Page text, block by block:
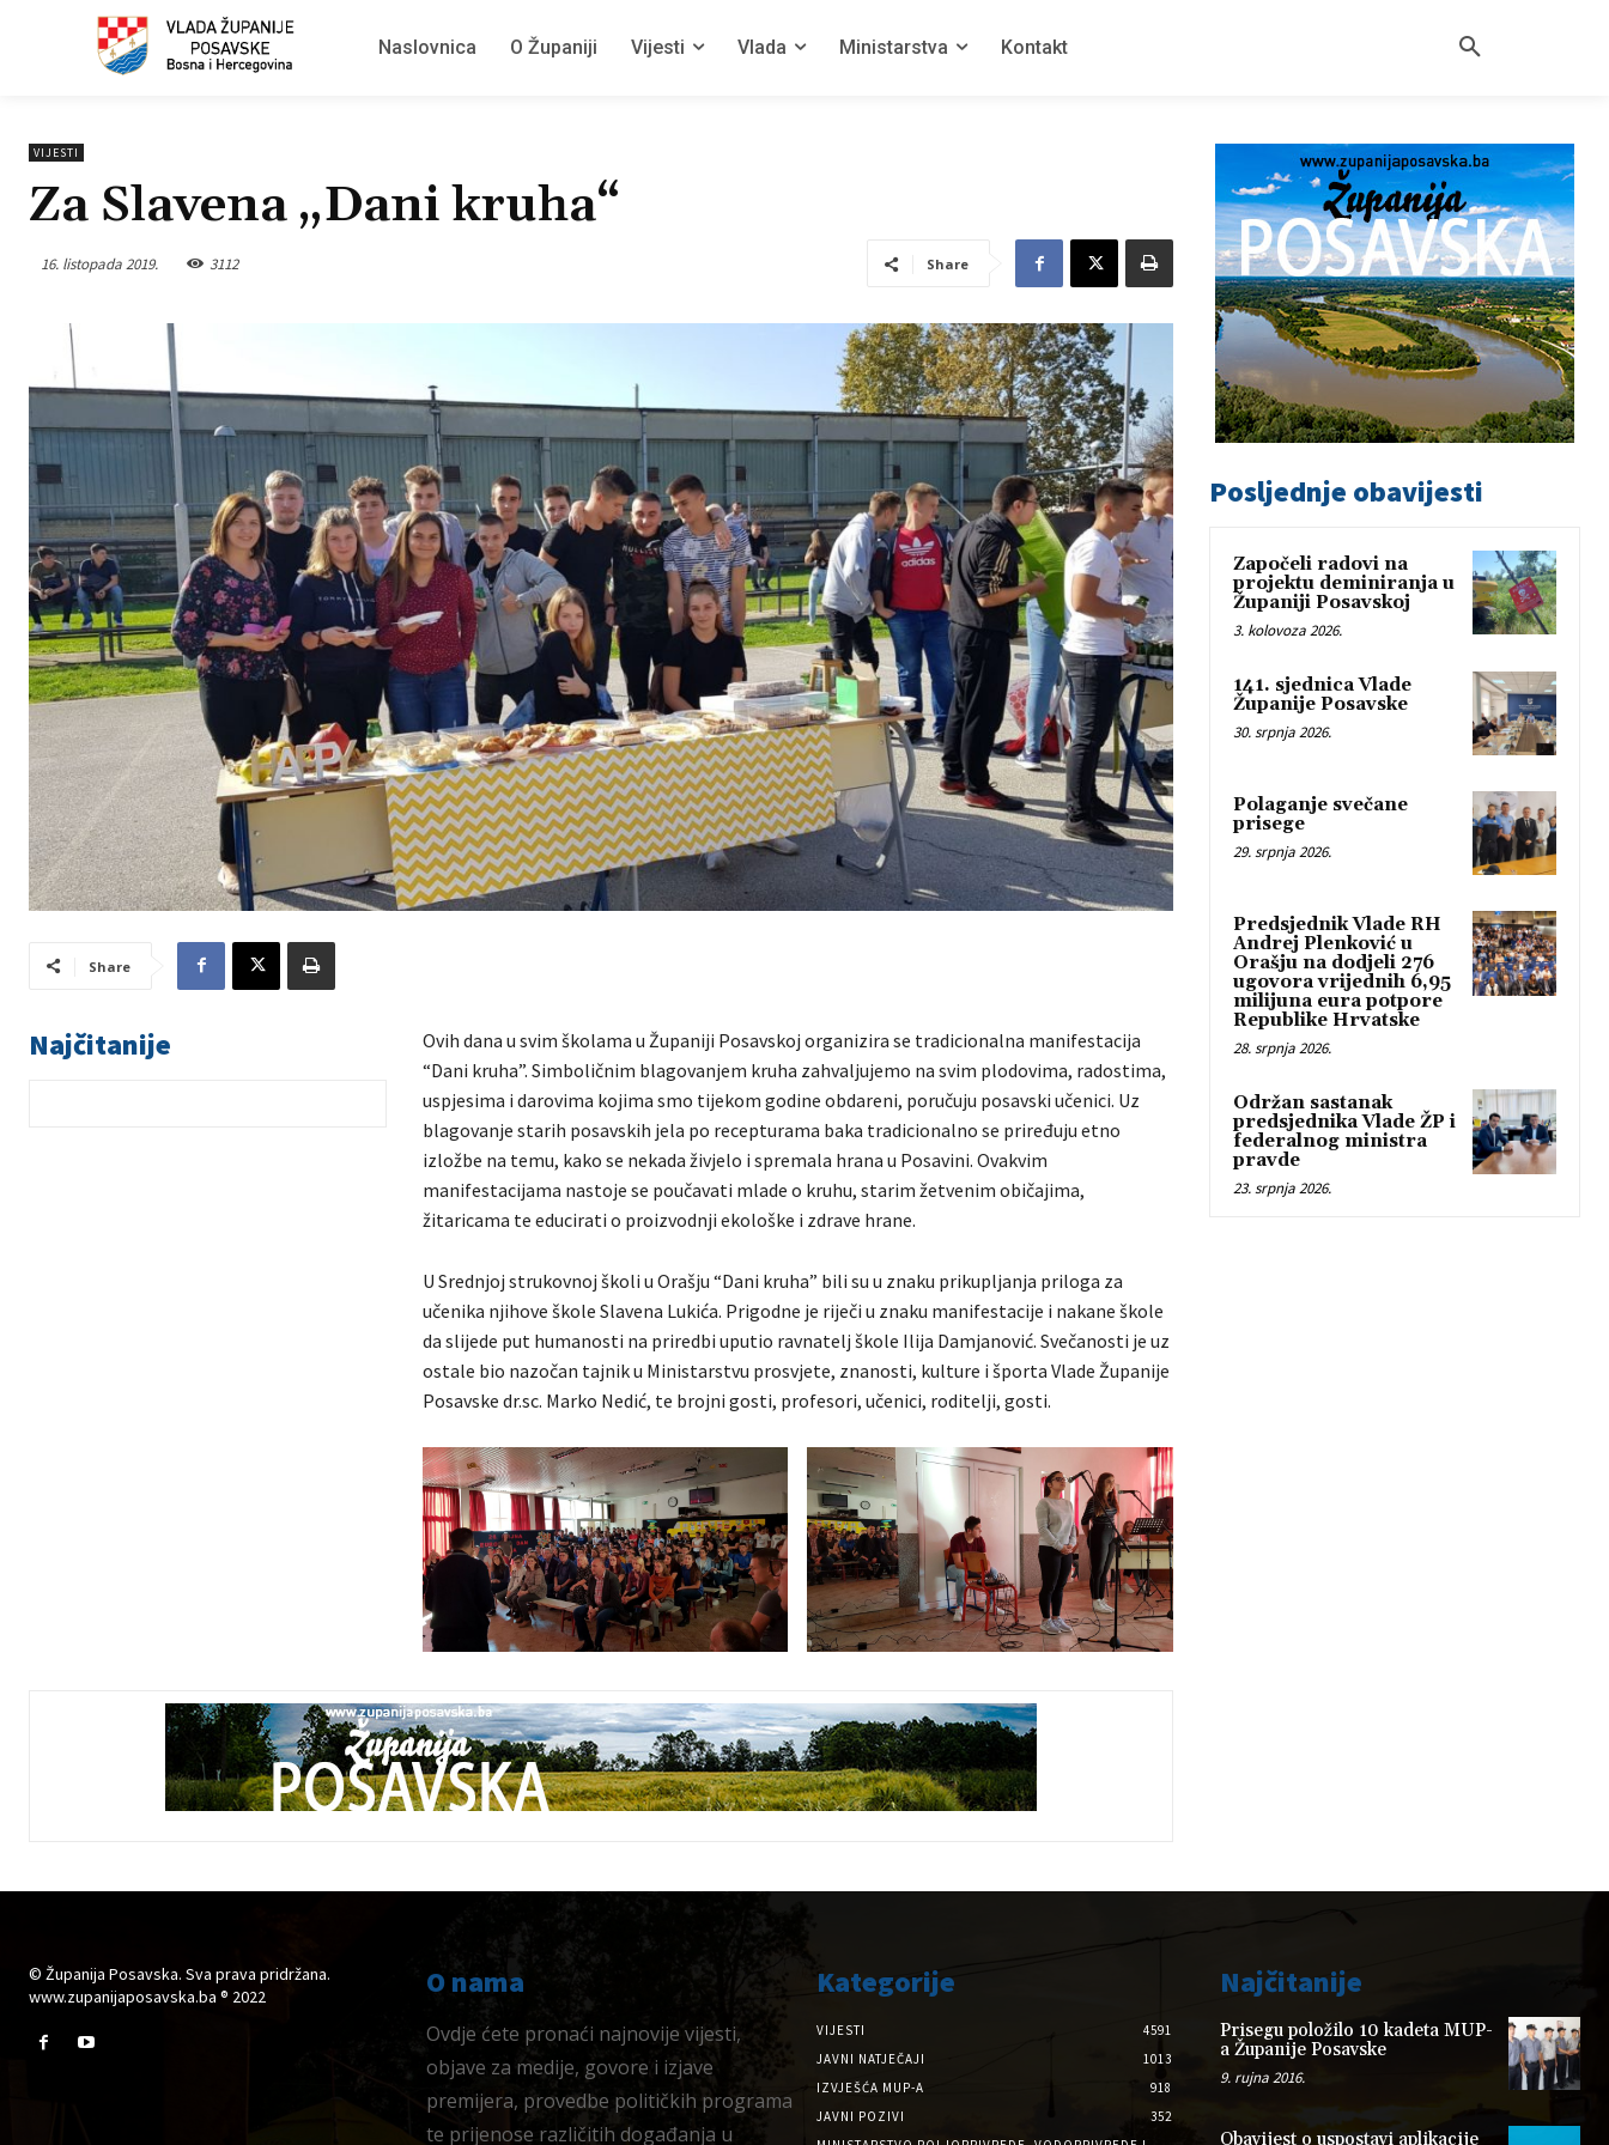
Naslovnica O Županiji Vijesti Vlada Ministarstva Kontakt
VIJESTI
Za Slavena „Dani kruha“
16. listopada 2019. 3112 Share
Share
Najčitanije
Ovih dana u svim školama u Županiji Posavskoj organizira se tradicionalna manifestacija
“Dani kruha”. Simboličnim blagovanjem kruha zahvaljujemo na svim plodovima, radostima,
uspjesima i darovima kojima smo tijekom godine obdareni, poručuju posavski učenici. Uz
blagovanje starih posavskih jela po recepturama baka tradicionalno se priređuju etno
izložbe na temu, kako se nekada živjelo i spremala hrana u Posavini. Ovakvim
manifestacijama nastoje se poučavati mlade o kruhu, starim žetvenim običajima,
žitaricama te educirati o proizvodnji ekološke i zdrave hrane.
U Srednjoj strukovnoj školi u Orašju “Dani kruha” bili su u znaku prikupljanja priloga za
učenika njihove škole Slavena Lukića. Prigodne je riječi u znaku manifestacije i nakane škole
da slijede put humanosti na priredbi uputio ravnatelj škole Ilija Damjanović. Svečanosti je uz
ostale bio nazočan tajnik u Ministarstvu prosvjete, znanosti, kulture i športa Vlade Županije
Posavske dr.sc. Marko Nedić, te brojni gosti, profesori, učenici, roditelji, gosti.
Posljednje obavijesti
Započeli radovi na
projektu deminiranja u
Županiji Posavskoj
3. kolovoza 2026.
141. sjednica Vlade
Županije Posavske
30. srpnja 2026.
Polaganje svečane
prisege
29. srpnja 2026.
Predsjednik Vlade RH
Andrej Plenković u
Orašju na dodjeli 276
ugovora vrijednih 6,95
milijuna eura potpore
Republike Hrvatske
28. srpnja 2026.
Održan sastanak
predsjednika Vlade ŽP i
federalnog ministra
pravde
23. srpnja 2026.
© Županija Posavska. Sva prava pridržana.
www.zupanijaposavska.ba ® 2022
O nama
Ovdje ćete pronaći najnovije vijesti,
objave za medije, govore i izjave
premijera, provedbe političkih programa
te prijenose različitih događanja u
Kategorije
VIJESTI
4591
JAVNI NATJEČAJI
1013
IZVJEŠĆA MUP-A
918
JAVNI POZIVI
352
Najčitanije
Prisegu položilo 10 kadeta MUP-
a Županije Posavske
9. rujna 2016.
Obavijest o uspostavi aplikacije